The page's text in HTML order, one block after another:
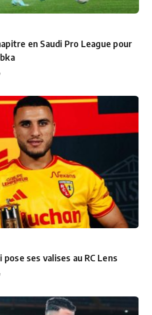
en Saudi Pro League pour
ses valises au RC Lens